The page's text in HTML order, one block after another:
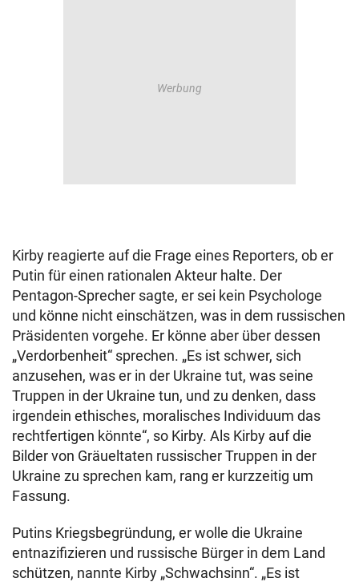
Kirby reagierte auf die Frage eines Reporters, ob er
Putin für einen rationalen Akteur halte. Der
Pentagon-Sprecher sagte, er sei kein Psychologe
und könne nicht einschätzen, was in dem russischen
Präsidenten vorgehe. Er könne aber über dessen
„Verdorbenheit“ sprechen. „Es ist schwer, sich
anzusehen, was er in der Ukraine tut, was seine
Truppen in der Ukraine tun, und zu denken, dass
irgendein ethisches, moralisches Individuum das
rechtfertigen könnte“, so Kirby. Als Kirby auf die
Bilder von Gräueltaten russischer Truppen in der
Ukraine zu sprechen kam, rang er kurzzeitig um
Fassung.
Putins Kriegsbegründung, er wolle die Ukraine
entnazifizieren und russische Bürger in dem Land
schützen, nannte Kirby „Schwachsinn“. „Es ist